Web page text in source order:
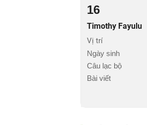
16
Timothy Fayulu
Vị trí
Ngày sinh
Câu lạc bộ
Bài viết